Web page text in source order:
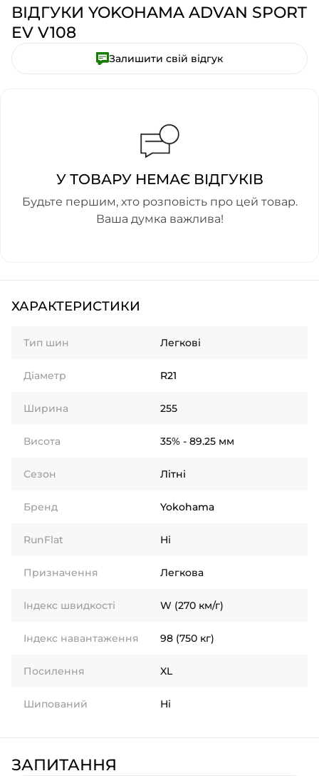
ВІДГУКИ YOKOHAMA ADVAN SPORT
EV V108
Залишити свій відгук
У ТОВАРУ НЕМАЄ ВІДГУКІВ
Будьте першим, хто розповість про цей товар.
Ваша думка важлива!
ХАРАКТЕРИСТИКИ
Тип шин Легкові
Діаметр R21
Ширина 255
Висота 35% - 89.25 мм
Сезон Літні
Бренд Yokohama
RunFlat Ні
Призначення Легкова
Індекс швидкості W (270 км/г)
Індекс навантаження 98 (750 кг)
Посилення XL
Шипований Ні
ЗАПИТАННЯ